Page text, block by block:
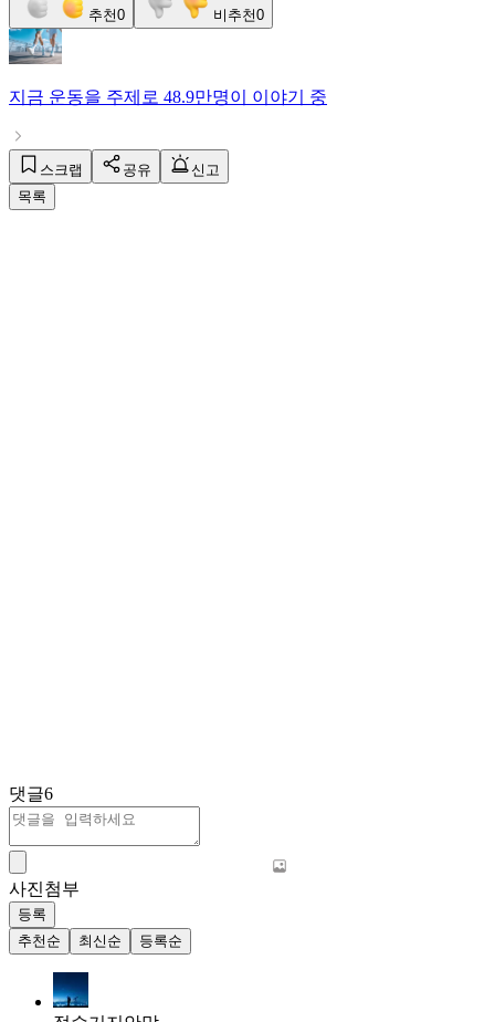
추천0 비추천0
지금 운동을 주제로 48.9만명이 이야기 중
스크랩 공유
신고
목록
댓글6
사진첨부
등록
추천순
최신순 등록순